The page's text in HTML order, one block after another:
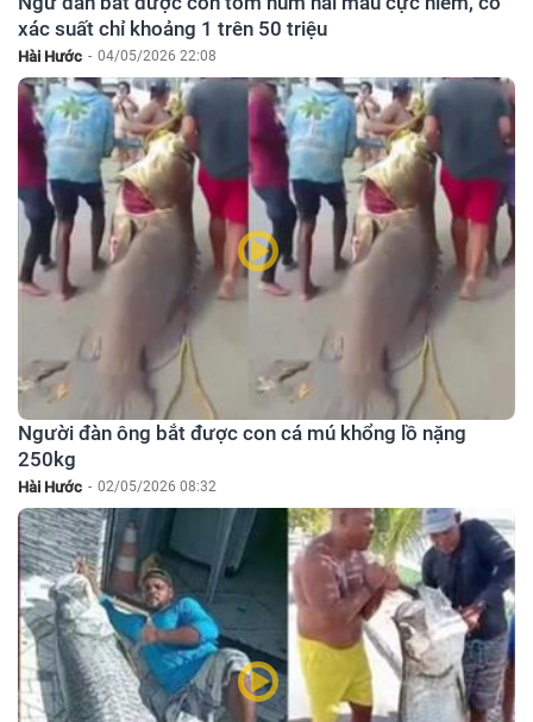
xác suất chỉ khoảng 1 trên 50 triệu
Hài Hước - 04/05/2026 22:08
Người đàn ông bắt được con cá mú khổng lồ nặng
250kg
Hài Hước - 02/05/2026 08:32